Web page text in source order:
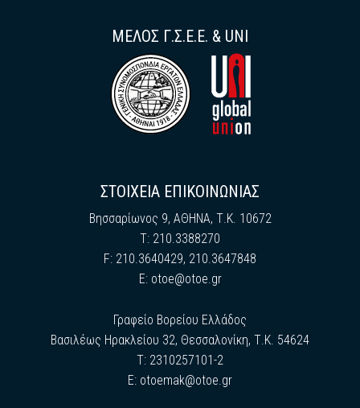
ΜΕΛΟΣ Γ.Σ.Ε.Ε. & UNI
ΣΤΟΙΧΕΙΑ ΕΠΙΚΟΙΝΩΝΙΑΣ
Βησσαρίωνος 9, ΑΘΗΝΑ, Τ.Κ. 10672
Τ: 210.3388270
F: 210.3640429, 210.3647848
E: otoe@otoe.gr
Γραφείο Βορείου Ελλάδος
Βασιλέως Ηρακλείου 32, Θεσσαλονίκη, Τ.Κ. 54624
Τ: 2310257101-2
E: otoemak@otoe.gr